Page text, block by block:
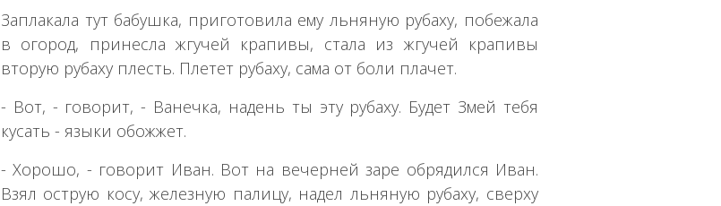
Заплакала тут бабушка, приготовила ему льняную рубаху, побежала
в огород, принесла жгучей крапивы, стала из жгучей крапивы
вторую рубаху плесть. Плетет рубаху, сама от боли плачет.
- Вот, - говорит, - Ванечка, надень ты эту рубаху. Будет Змей тебя
кусать - языки обожжет.
- Хорошо, - говорит Иван. Вот на вечерней заре обрядился Иван.
Взял острую косу, железную палицу, надел льняную рубаху, сверху